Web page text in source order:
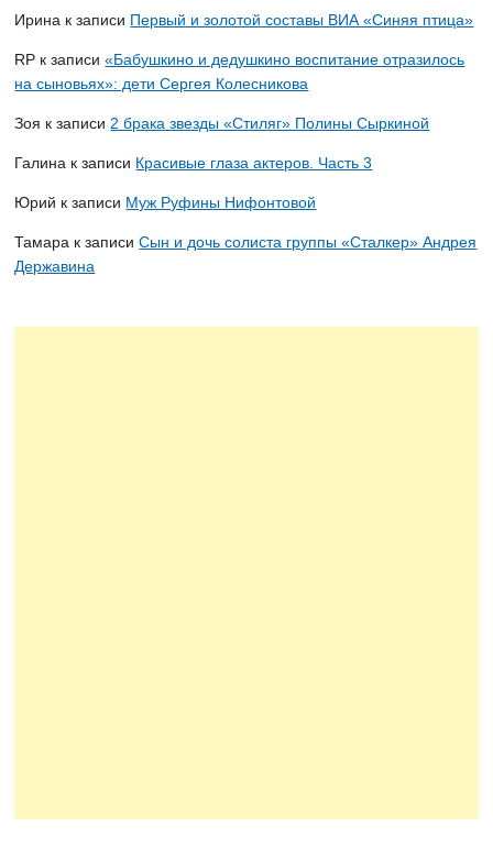
Ирина к записи Первый и золотой составы ВИА «Синяя птица»
RP к записи«Бабушкино и дедушкино воспитание отразилось
на сыновьях»: дети Сергея Колесникова
Зоя к записи 2 брака звезды «Стиляг» Полины Сыркиной
Галина к записи Красивые глаза актеров. Часть 3
Юрий к записи Муж Руфины Нифонтовой
Тамара к записиСын и дочь солиста группы «Сталкер» Андрея
Державина